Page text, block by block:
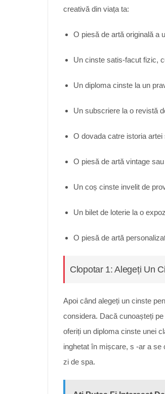
creativă din viața ta:
O piesă de artă originală a
Un cinste satis-facut fizic,
Un diploma cinste la un
Un subscriere la o revistă
O dovada catre istoria artei
O piesă de artă vintage
Un coș cinste invelit de
Un bilet de loterie la o
O piesă de artă
Clopotar 1: Alegeți Un
Apoi când alegeți un cinste
considera. Dacă cunoașteți
oferiți un diploma cinste unei
inghetat în mișcare, s -ar a se
zi de spa.